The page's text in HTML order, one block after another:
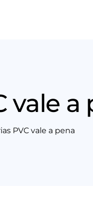
vale a
PVC vale a pena